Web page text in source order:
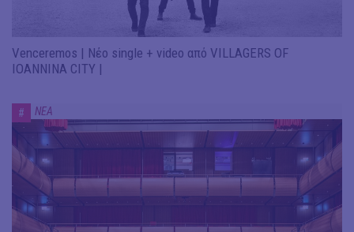
Venceremos | Νέο single + video από VILLAGERS OF
IOANNINA CITY |
# ΝΕΑ